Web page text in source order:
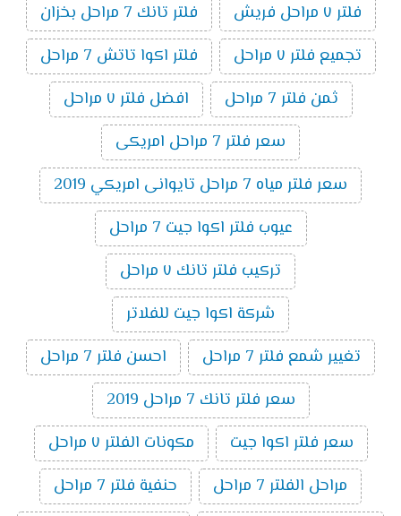
فلتر ٧ مراحل فريش
فلتر تانك 7 مراحل بخزان
تجميع فلتر ٧ مراحل
فلتر اكوا تاتش 7 مراحل
ثمن فلتر 7 مراحل
افضل فلتر ٧ مراحل
سعر فلتر 7 مراحل امريكى
سعر فلتر مياه 7 مراحل تايوانى امريكي 2019
عيوب فلتر اكوا جيت 7 مراحل
تركيب فلتر تانك ٧ مراحل
شركة اكوا جيت للفلاتر
تغيير شمع فلتر 7 مراحل
احسن فلتر 7 مراحل
سعر فلتر تانك 7 مراحل 2019
سعر فلتر اكوا جيت
مكونات الفلتر ٧ مراحل
مراحل الفلتر 7 مراحل
حنفية فلتر 7 مراحل